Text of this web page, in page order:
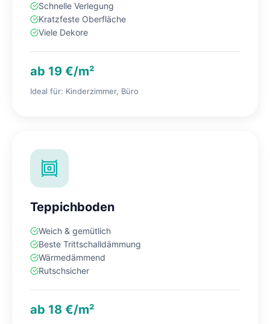
Schnelle Verlegung
Kratzfeste Oberfläche
Viele Dekore
ab 19 €/m²
Ideal für: Kinderzimmer, Büro
Teppichboden
Weich & gemütlich
Beste Trittschalldämmung
Wärmedämmend
Rutschsicher
ab 18 €/m²